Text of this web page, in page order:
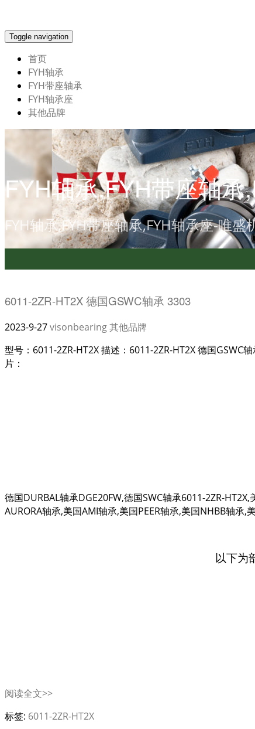
Toggle navigation
首页
FYH轴承
FYH带座轴承
FYH轴承座
其他品牌
FYH轴承,FYH带座轴承
FYH轴承,FYH带座轴承,FYH轴承座-唯
6011-2ZR-HT2X 德国GSWC轴承 3303
2023-9-27visonbearing其他品牌
型号：6011-2ZR-HT2X 描述：6011-2ZR-HT2X 德国GSWC
片：
德国DURBAL轴承DGE20FW,德国SWC轴承6011-2ZR-
AURORA轴承,美国AMI轴承,美国PEER轴承,美国NHBB轴承
以下为
阅读全文>>
标签: 6011-2ZR-HT2X